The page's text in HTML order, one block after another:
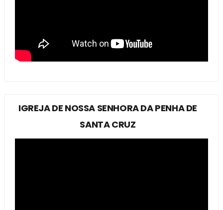
IGREJA DE NOSSA SENHORA DA PENHA DE
SANTA CRUZ